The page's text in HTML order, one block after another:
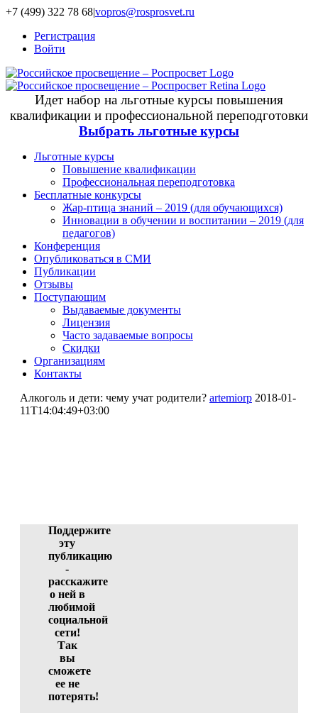
+7 (499) 322 78 68|vopros@rosprosvet.ru
Регистрация
Войти
Идет набор на льготные курсы повышения
квалификации и профессиональной переподготовки
Выбрать льготные курсы
Льготные курсы
Повышение квалификации
Профессиональная переподготовка
Бесплатные конкурсы
Жар-птица знаний – 2019 (для обучающихся)
Инновации в обучении и воспитании – 2019 (для
педагогов)
Конференция
Опубликоваться в СМИ
Публикации
Отзывы
Поступающим
Выдаваемые документы
Лицензия
Часто задаваемые вопросы
Скидки
Организациям
Контакты
Алкоголь и дети: чему учат родители? artemiorp 2018-01-
11T14:04:49+03:00
Поддержите
эту
публикацию
-
расскажите
о ней в
любимой
социальной
сети!
Так
вы
сможете
ее не
потерять!